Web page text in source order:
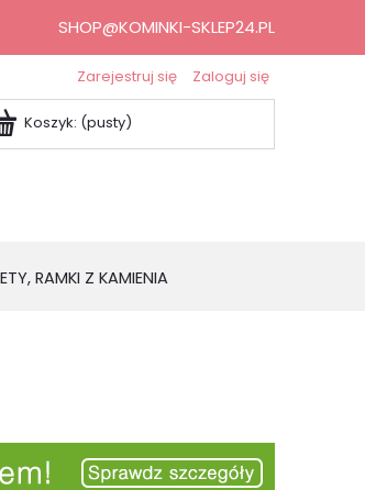
Zarejestruj się Zaloguj się
Koszyk: (pusty)
RAMKI Z KAMIENIA
SHOP@KOMINKI-SKLEP24.PL